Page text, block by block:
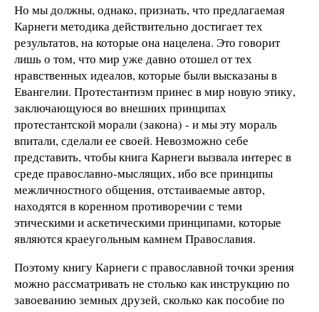
Но мы должны, однако, признать, что предлагаемая
Карнеги методика действительно достигает тех
результатов, на которые она нацелена. Это говорит
лишь о том, что мир уже давно отошел от тех
нравственных идеалов, которые были высказаны в
Евангелии. Протестантизм принес в мир новую этику,
заключающуюся во внешних принципах
протестантской морали (закона) - и мы эту мораль
впитали, сделали ее своей. Невозможно себе
представить, чтобы книга Карнеги вызвала интерес в
среде православно-мыслящих, ибо все принципы
межличностного общения, отстаиваемые автор,
находятся в коренном противоречии с теми
этическими и аскетическими принципами, которые
являются краеугольным камнем Православия.
Поэтому книгу Карнеги с православной точки зрения
можно рассматривать не столько как инструкцию по
завоеванию земных друзей, сколько как пособие по